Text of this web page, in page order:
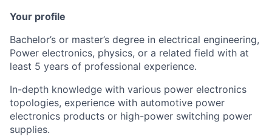
Your profile
Bachelor’s or master’s degree in electrical engineering,
Power electronics, physics, or a related field with at
least 5 years of professional experience.
In-depth knowledge with various power electronics
topologies, experience with automotive power
electronics products or high-power switching power
supplies.